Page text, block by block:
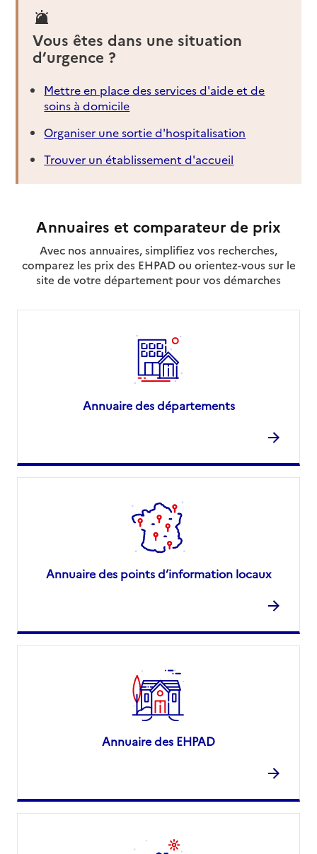
Vous êtes dans une situation
d’urgence ?
Mettre en place des services d'aide et de
soins à domicile
Organiser une sortie d'hospitalisation
Trouver un établissement d'accueil
Annuaires et comparateur de prix
Avec nos annuaires, simplifiez vos recherches,
comparez les prix des EHPAD ou orientez-vous sur le
site de votre département pour vos démarches
Annuaire des départements
Annuaire des points d’information locaux
Annuaire des EHPAD